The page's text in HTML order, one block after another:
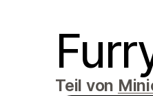
Teil von